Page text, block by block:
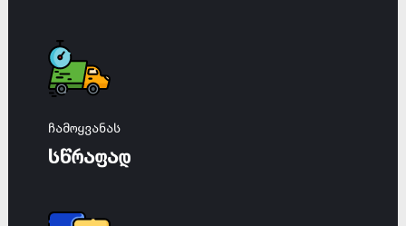
ჩამოყვანას
სწრაფად